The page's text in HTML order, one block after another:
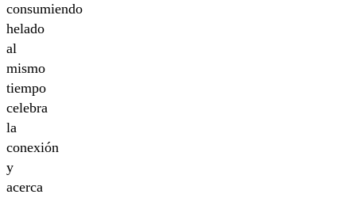
consumiendo
helado
al
mismo
tiempo
celebra
la
conexión
y
acerca